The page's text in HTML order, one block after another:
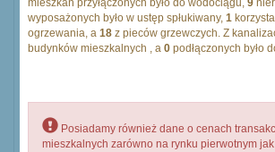
mieszkań przyłączonych było do wodociągu, 9
wyposażonych było w ustęp spłukiwany, 1
ogrzewania, a 18 z pieców grzewczych. Z
budynków mieszkalnych , a 0 podłączonych było
Posiadamy również dane o cenach
mieszkalnych zarówno na rynku pierwotnym